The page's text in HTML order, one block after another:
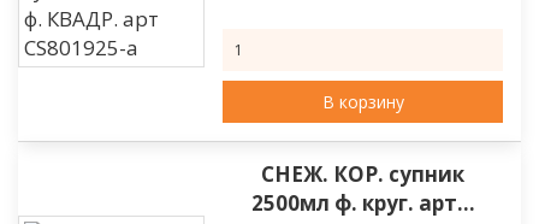
В корзину
СНЕЖ. КОР. супник
2500мл ф. круг. арт...